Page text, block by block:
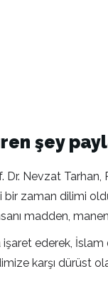
şey
Nevzat
zaman dilimi
madden,
ederek,
karşı dürüst